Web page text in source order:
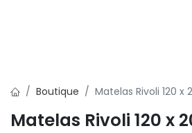
Boutique Matelas Rivoli 120 x
Matelas Rivoli 120 x